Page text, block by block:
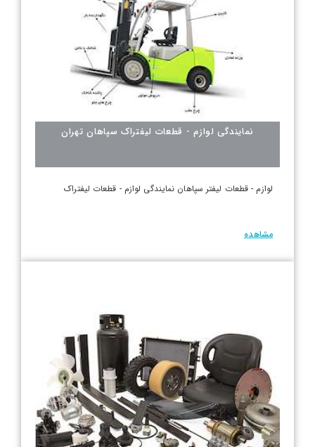
نمایندگی لوازم - قطعات لیفتراک سپاهان تهران
لوازم - قطعات لیفتر سپاهان نمایندگی لوازم - قطعات لیفتراک
مشاهده